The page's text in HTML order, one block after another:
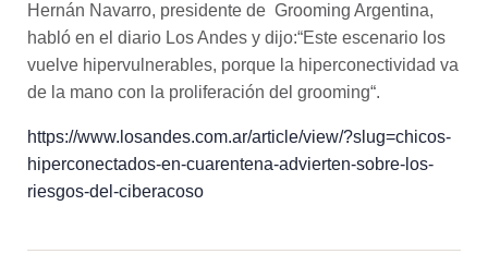
Hernán Navarro, presidente de Grooming Argentina,
habló en el diario Los Andes y dijo:“Este escenario los
vuelve hipervulnerables, porque la hiperconectividad va
de la mano con la proliferación del grooming“.
https://www.losandes.com.ar/article/view/?slug=chicos-
hiperconectados-en-cuarentena-advierten-sobre-los-
riesgos-del-ciberacoso